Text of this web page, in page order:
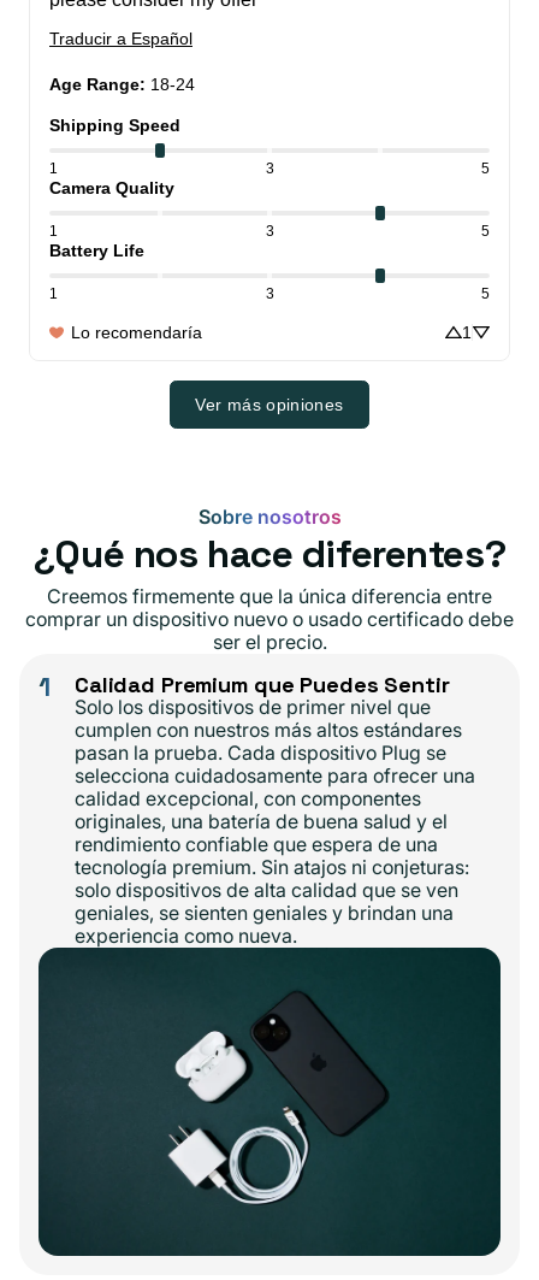
Traducir a Español
Age Range: 18-24
Shipping Speed
1 3 5
Camera Quality
1 3 5
Battery Life
1 3 5
Lo recomendaría 1
Ver más opiniones
Sobre nosotros
¿Qué nos hace diferentes?
Creemos firmemente que la única diferencia entre
comprar un dispositivo nuevo o usado certificado debe
ser el precio.
1 Calidad Premium que Puedes Sentir
Solo los dispositivos de primer nivel que
cumplen con nuestros más altos estándares
pasan la prueba. Cada dispositivo Plug se
selecciona cuidadosamente para ofrecer una
calidad excepcional, con componentes
originales, una batería de buena salud y el
rendimiento confiable que espera de una
tecnología premium. Sin atajos ni conjeturas:
solo dispositivos de alta calidad que se ven
geniales, se sienten geniales y brindan una
experiencia como nueva.